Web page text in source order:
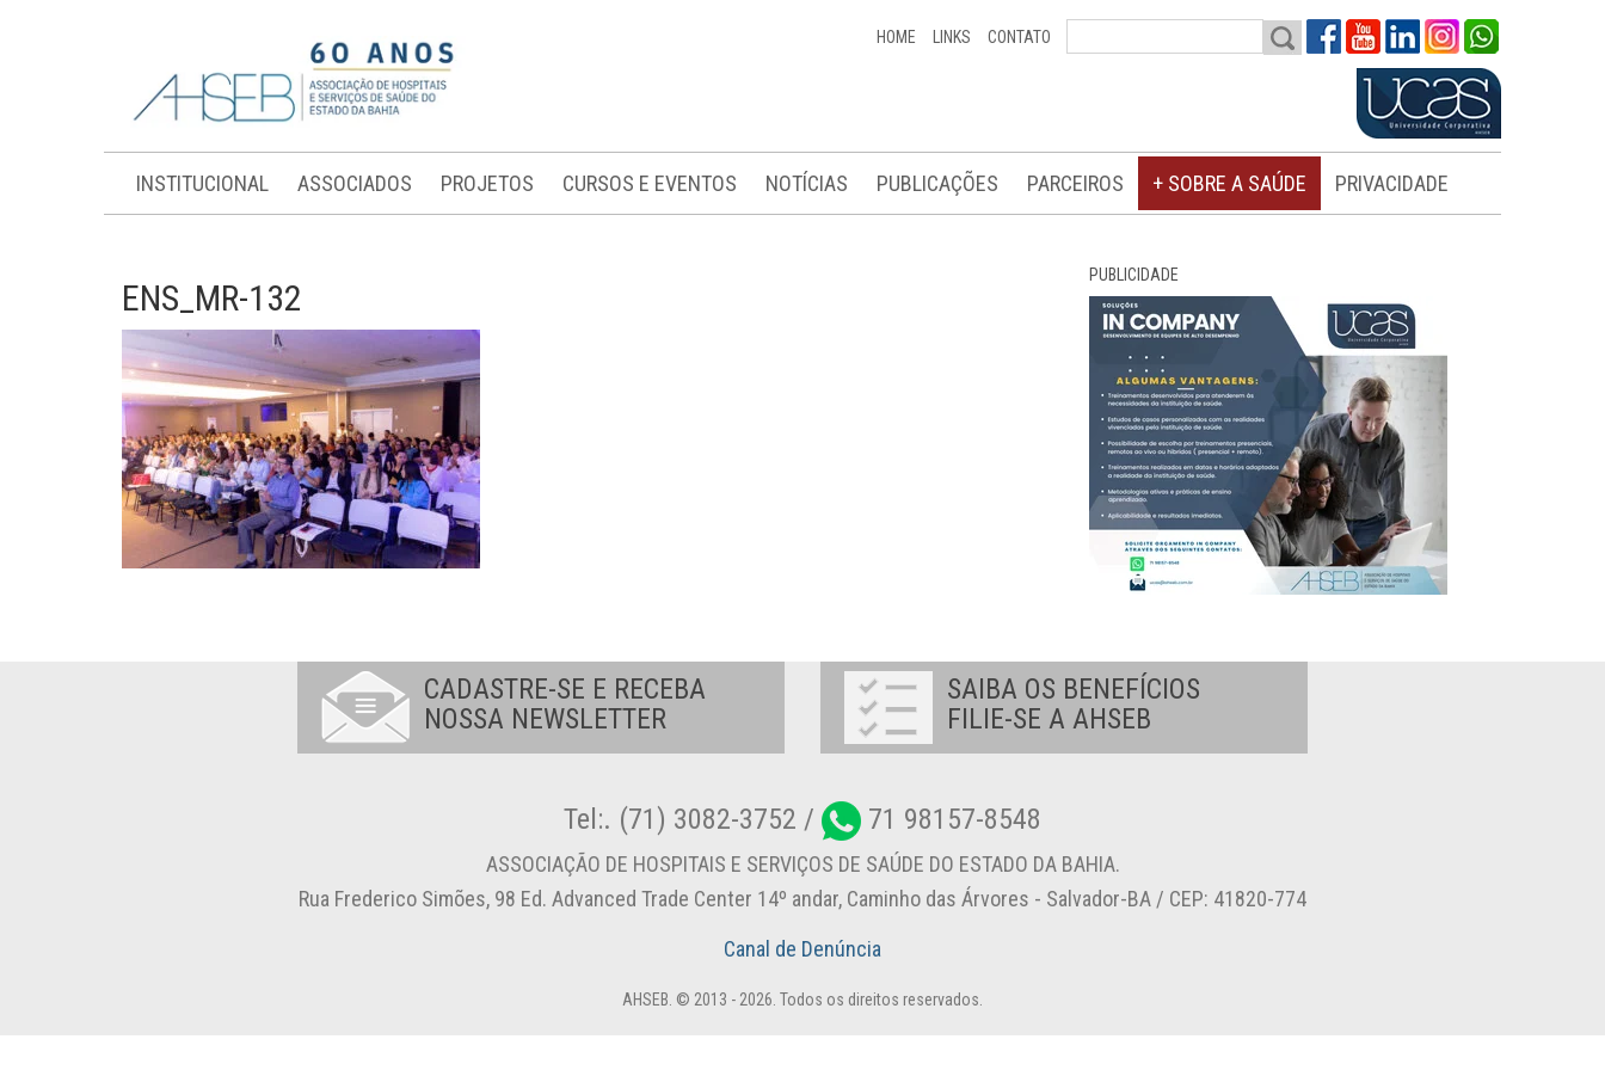
HOME LINKS CONTATO
INSTITUCIONAL ASSOCIADOS PROJETOS CURSOS E EVENTOS NOTÍCIAS PUBLICAÇÕES PARCEIROS + SOBRE A SAÚDE PRIVACIDADE
ENS_MR-132
PUBLICIDADE
CADASTRE-SE E RECEBA
NOSSA NEWSLETTER
SAIBA OS BENEFÍCIOS
FILIE-SE A AHSEB
Tel:. (71) 3082-3752 / 71 98157-8548
ASSOCIAÇÃO DE HOSPITAIS E SERVIÇOS DE SAÚDE DO ESTADO DA BAHIA.
Rua Frederico Simões, 98 Ed. Advanced Trade Center 14º andar, Caminho das Árvores - Salvador-BA / CEP: 41820-774
Canal de Denúncia
AHSEB. © 2013 - 2026. Todos os direitos reservados.